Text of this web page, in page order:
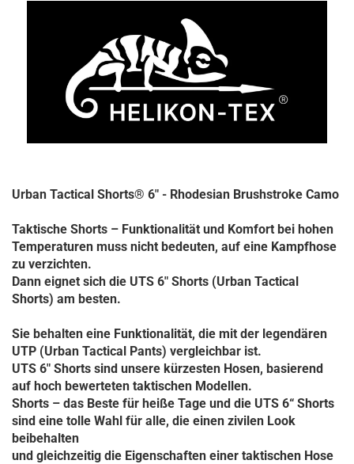
Urban Tactical Shorts® 6" - Rhodesian Brushstroke Camo
Taktische Shorts – Funktionalität und Komfort bei hohen
Temperaturen muss nicht bedeuten, auf eine Kampfhose
zu verzichten.
Dann eignet sich die UTS 6" Shorts (Urban Tactical
Shorts) am besten.
Sie behalten eine Funktionalität, die mit der legendären
UTP (Urban Tactical Pants) vergleichbar ist.
UTS 6" Shorts sind unsere kürzesten Hosen, basierend
auf hoch bewerteten taktischen Modellen.
Shorts – das Beste für heiße Tage und die UTS 6“ Shorts
sind eine tolle Wahl für alle, die einen zivilen Look
beibehalten
und gleichzeitig die Eigenschaften einer taktischen Hose